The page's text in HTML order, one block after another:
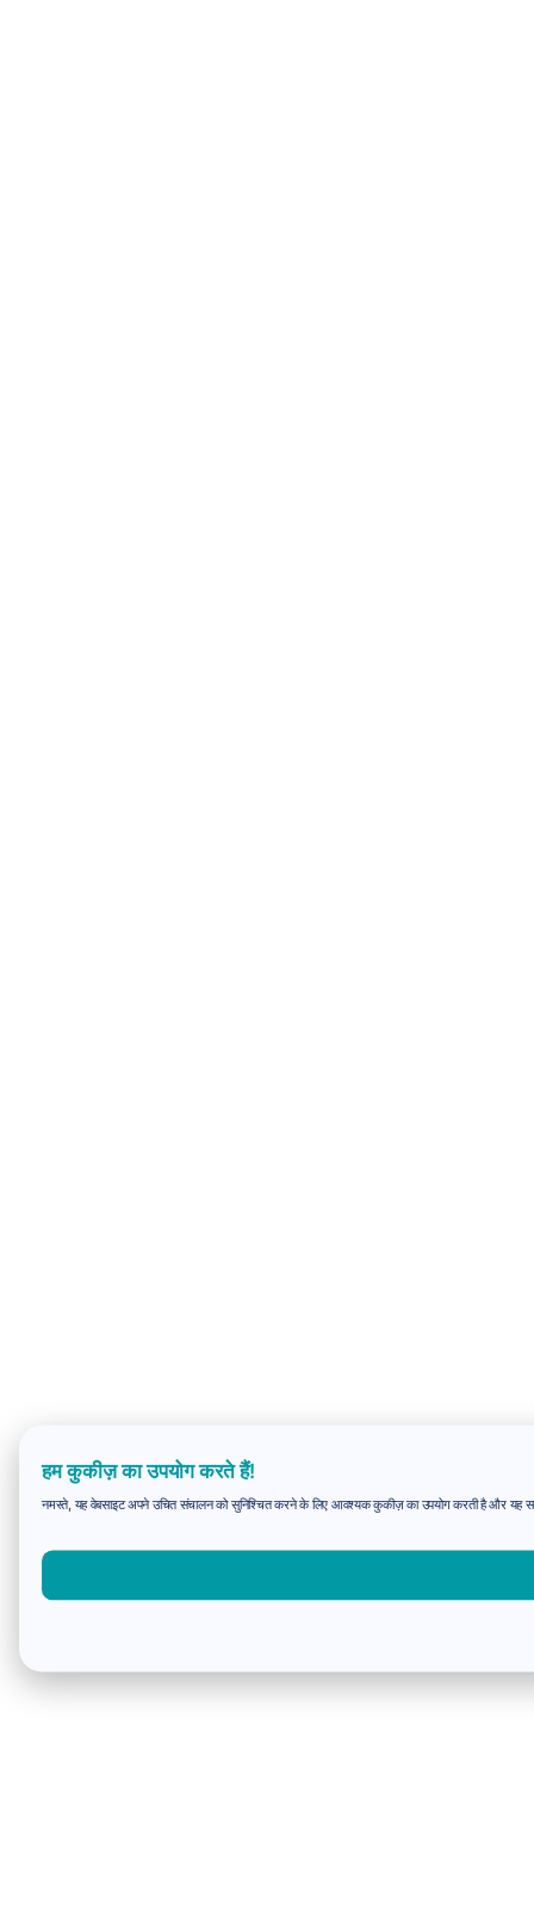
हम कुकीज़ का उपयोग करते हैं!
नमस्ते, यह वेबसाइट अपने उचित संचालन को सुनिश्चित करने के लिए आवश्यक कुकीज़ का उपयोग करती है और यह